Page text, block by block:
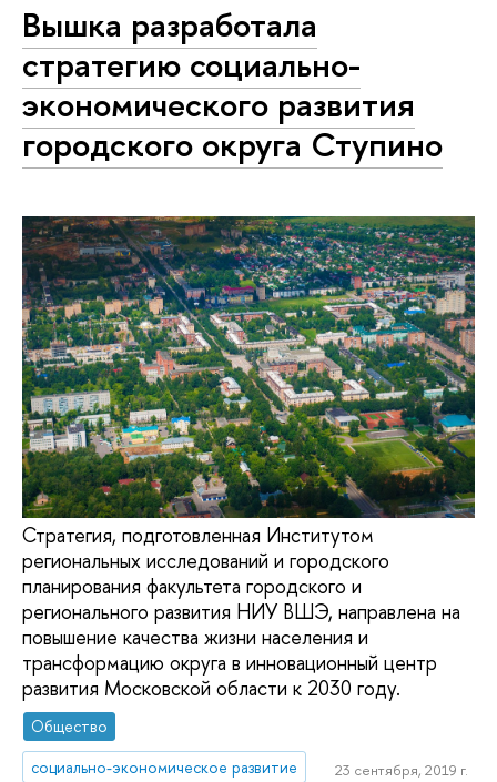
Вышка разработала
стратегию социально-
экономического развития
городского округа Ступино
Стратегия, подготовленная Институтом
региональных исследований и городского
планирования факультета городского и
регионального развития НИУ ВШЭ, направлена на
повышение качества жизни населения и
трансформацию округа в инновационный центр
развития Московской области к 2030 году.
Общество
социально-экономическое развитие
23 сентября, 2019 г.